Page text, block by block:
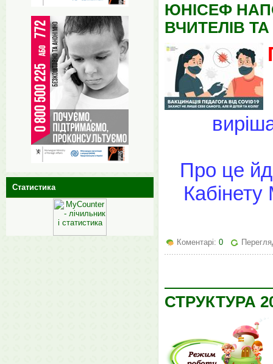
ЮНІСЕФ
ВЧИТЕЛІВ
Про це
Кабінету
Коментарі: 0
СТРУКТУРА
Статистика